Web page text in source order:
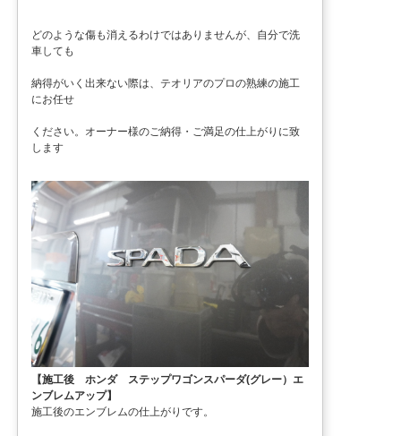
どのような傷も消えるわけではありませんが、自分で洗
車しても
納得がいく出来ない際は、テオリアのプロの熟練の施工
にお任せ
ください。オーナー様のご納得・ご満足の仕上がりに致
します
【施工後 ホンダ ステップワゴンスパーダ(グレー）エ
ンブレムアップ】
施工後のエンブレムの仕上がりです。